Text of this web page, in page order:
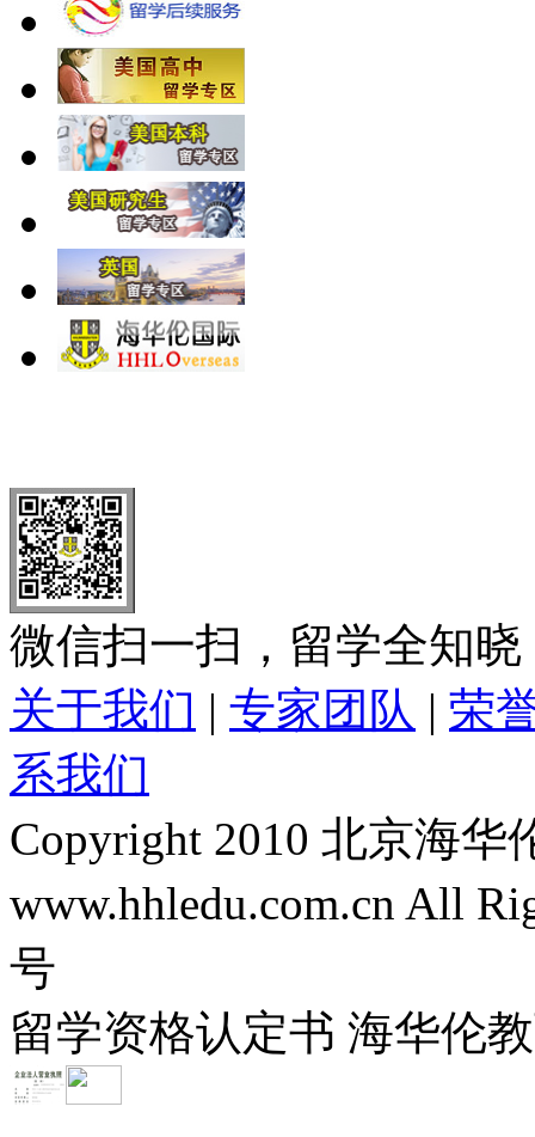
微信扫一扫，留学全知晓
关于我们 | 专家团队 | 荣
系我们
Copyright 2010 北京海
www.hhledu.com.cn All
号
留学资格认定书 海华伦